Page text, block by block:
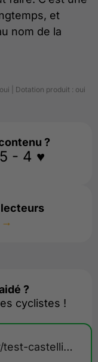
et
nom de la
| Dotation produit : oui
?
- 4 ♥️
→
?
cyclistes !
https://www.gravelpassion.fr/test-castelli-unlimited-speed-suit/